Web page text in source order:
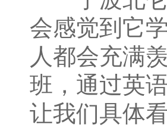
会感觉到它
人都会充满
班，通过英
让我们具体